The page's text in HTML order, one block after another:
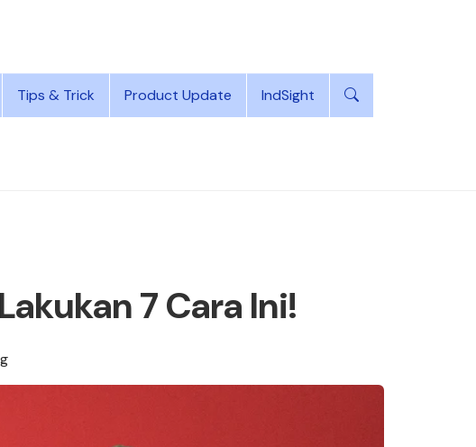
Tips & Trick Product Update IndSight
7 Cara Ini!